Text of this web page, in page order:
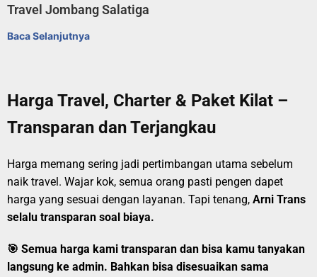
Travel Jombang Salatiga
Baca Selanjutnya
Harga Travel, Charter & Paket Kilat –
Transparan dan Terjangkau
Harga memang sering jadi pertimbangan utama sebelum
naik travel. Wajar kok, semua orang pasti pengen dapet
harga yang sesuai dengan layanan. Tapi tenang, Arni Trans
selalu transparan soal biaya.
🎯 Semua harga kami transparan dan bisa kamu tanyakan
langsung ke admin. Bahkan bisa disesuaikan sama